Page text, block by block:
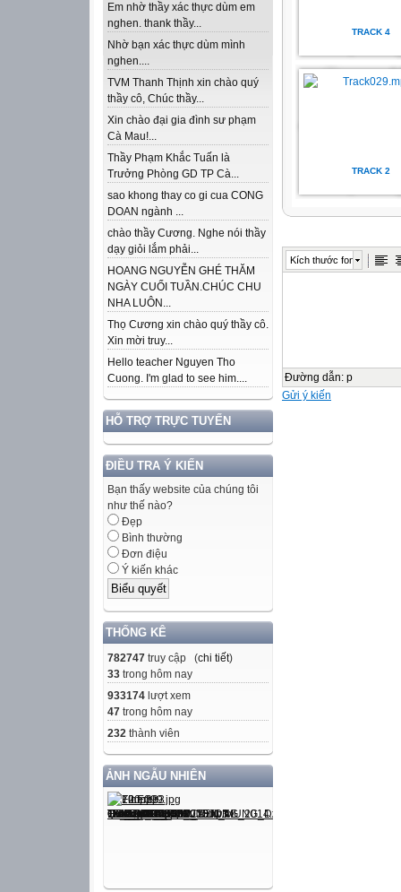
Em nhờ thầy xác thực dùm em
nghen. thank thầy...
Nhờ bạn xác thực dùm mình
nghen....
TVM Thanh Thịnh xin chào quý
thầy cô, Chúc thầy...
Xin chào đại gia đình sư phạm
Cà Mau!...
Thầy Phạm Khắc Tuấn là
Trưởng Phòng GD TP Cà...
sao khong thay co gi cua CONG
DOAN ngành ...
chào thầy Cương. Nghe nói thầy
dạy giỏi lắm phải...
HOANG NGUYỄN GHÉ THĂM
NGÀY CUỐI TUẦN.CHÚC CHU
NHA LUÔN...
Thọ Cương xin chào quý thầy cô.
Xin mời truy...
Hello teacher Nguyen Tho
Cuong. I'm glad to see him....
HỖ TRỢ TRỰC TUYẾN
ĐIỀU TRA Ý KIẾN
Bạn thấy website của chúng tôi
như thế nào?
Đẹp
Bình thường
Đơn điệu
Ý kiến khác
THỐNG KÊ
782747 truy cập (chi tiết)
33 trong hôm nay
933174 lượt xem
47 trong hôm nay
232 thành viên
ẢNH NGẪU NHIÊN
TRACK 4
TRACK 2
Kích thước font
Đường dẫn: p
Gửi ý kiến